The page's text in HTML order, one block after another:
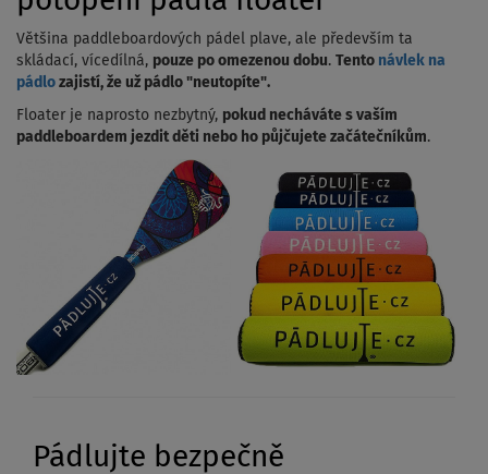
Většina paddleboardových pádel plave, ale především ta
skládací, vícedílná, pouze po omezenou dobu. Tento návlek na
pádlo zajistí, že už pádlo "neutopíte".
Floater je naprosto nezbytný, pokud necháváte s vaším
paddleboardem jezdit děti nebo ho půjčujete začátečníkům.
Pádlujte bezpečně